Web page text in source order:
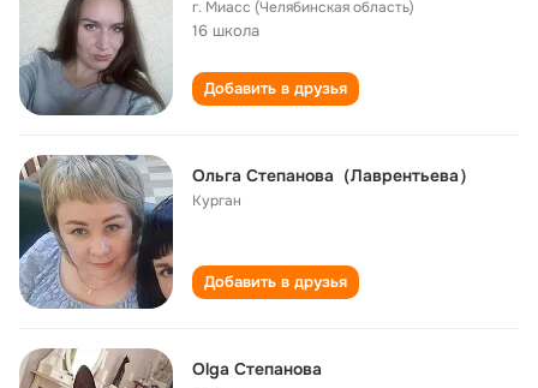
г. Миасс (Челябинская область)
16 школа
Добавить в друзья
Ольга Степанова（Лаврентьева）
Курган
Добавить в друзья
Olga Степанова